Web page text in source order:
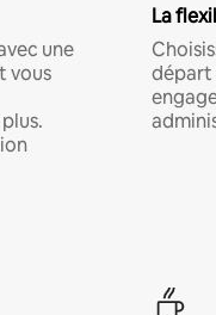
une
vous
La
départ